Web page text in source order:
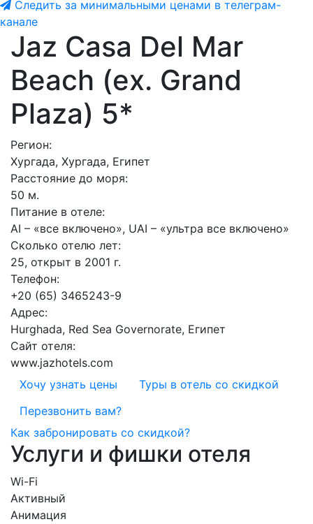
Следить за минимальными ценами в телеграм-
канале
Jaz Casa Del Mar
Beach (ex. Grand
Plaza) 5*
Регион:
Хургада, Хургада, Египет
Расстояние до моря:
50 м.
Питание в отеле:
AI – «все включено», UAI – «ультра все включено»
Сколько отелю лет:
25, открыт в 2001 г.
Телефон:
+20 (65) 3465243-9
Адрес:
Hurghada, Red Sea Governorate, Египет
Сайт отеля:
www.jazhotels.com
Хочу узнать цены
Туры в отель со скидкой
Перезвонить вам?
Как забронировать со скидкой?
Услуги и фишки отеля
Wi-Fi
Активный
Анимация